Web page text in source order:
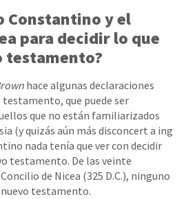
Constantino y el
para decidir lo que
testamento?
hace algunas declaraciones
que puede ser
que no están familiarizados
(y quizás aún más disconcert a ing
nada tenía que ver con decidir
testamento. De las veinte
de Nicea (325 D.C.), ninguno
testamento.